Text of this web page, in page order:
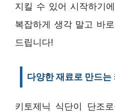
지킬 수 있어 시작하기
복잡하게 생각 말고 바
드립니다!
다양한 재료로 만드는
키토제닉 식단이 단조